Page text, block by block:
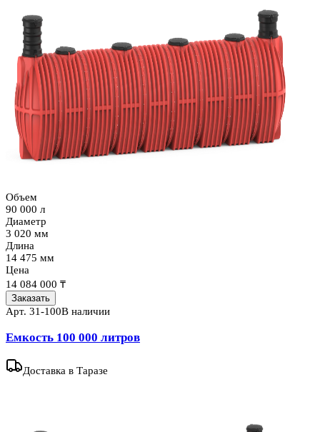
Объем
90 000 л
Диаметр
3 020 мм
Длина
14 475 мм
Цена
14 084 000 ₸
Заказать
Арт. 31-100В наличии
Емкость 100 000 литров
Доставка в Таразе